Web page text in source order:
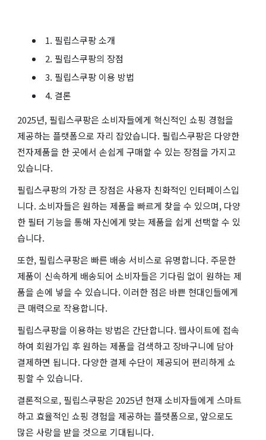
1. 필립스쿠팡 소개
2. 필립스쿠팡의 장점
3. 필립스쿠팡 이용 방법
4. 결론
2025년, 필립스쿠팡은 소비자들에게 혁신적인 쇼핑 경험을
제공하는 플랫폼으로 자리 잡았습니다. 필립스쿠팡은 다양한
전자제품을 한 곳에서 손쉽게 구매할 수 있는 장점을 가지고
있습니다.
필립스쿠팡의 가장 큰 장점은 사용자 친화적인 인터페이스입
니다. 소비자들은 원하는 제품을 빠르게 찾을 수 있으며, 다양
한 필터 기능을 통해 자신에게 맞는 제품을 쉽게 선택할 수 있
습니다.
또한, 필립스쿠팡은 빠른 배송 서비스로 유명합니다. 주문한
제품이 신속하게 배송되어 소비자들은 기다림 없이 원하는 제
품을 손에 넣을 수 있습니다. 이러한 점은 바쁜 현대인들에게
큰 매력으로 작용합니다.
필립스쿠팡을 이용하는 방법은 간단합니다. 웹사이트에 접속
하여 회원가입 후 원하는 제품을 검색하고 장바구니에 담아
결제하면 됩니다. 다양한 결제 수단이 제공되어 편리하게 쇼
핑할 수 있습니다.
결론적으로, 필립스쿠팡은 2025년 현재 소비자들에게 스마트
하고 효율적인 쇼핑 경험을 제공하는 플랫폼으로, 앞으로도
많은 사랑을 받을 것으로 기대됩니다.